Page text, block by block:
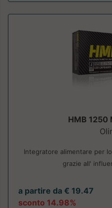
HMB 1250
Integratore alimentare per
grazie all'
a partire da € 19.47
sconto 14.98%